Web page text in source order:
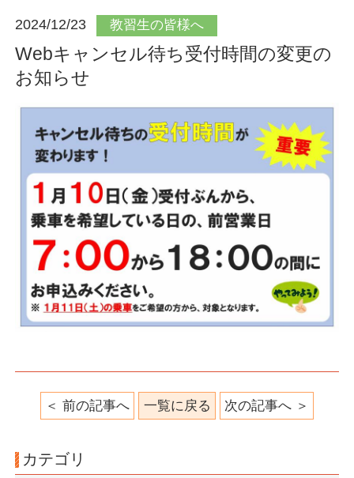
2024/12/23 教習生の皆様へ
Webキャンセル待ち受付時間の変更の
お知らせ
前の記事へ 一覧に戻る 次の記事へ
カテゴリ